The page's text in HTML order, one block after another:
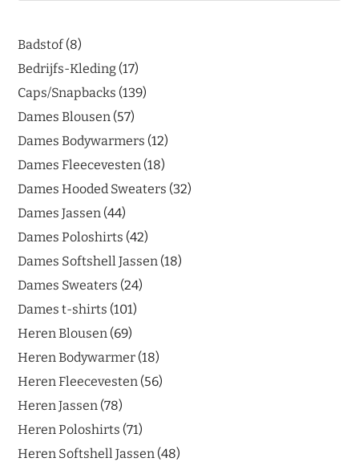
Badstof 8
Bedrijfs-Kleding 17
Caps/Snapbacks 139
Dames Blousen 57
Dames Bodywarmers 12
Dames Fleecevesten 18
Dames Hooded Sweaters 32
Dames Jassen 44
Dames Poloshirts 42
Dames Softshell Jassen 18
Dames Sweaters 24
Dames t-shirts 101
Heren Blousen 69
Heren Bodywarmer 18
Heren Fleecevesten 56
Heren Jassen 78
Heren Poloshirts 71
Heren Softshell Jassen 48